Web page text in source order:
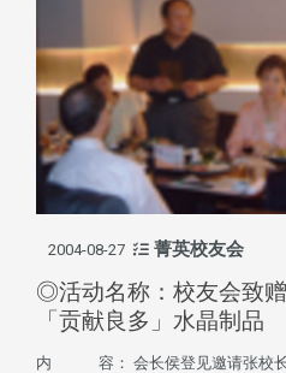
2004-08-27 菁英校友会
◎活动名称：校友会致
「贡献良多」水晶制品
内 容： 会长侯登见邀请张校长